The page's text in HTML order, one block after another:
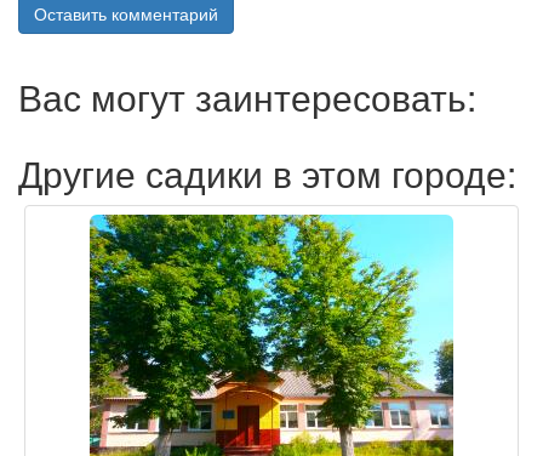
Оставить комментарий
Вас могут заинтересовать:
Другие садики в этом городе: